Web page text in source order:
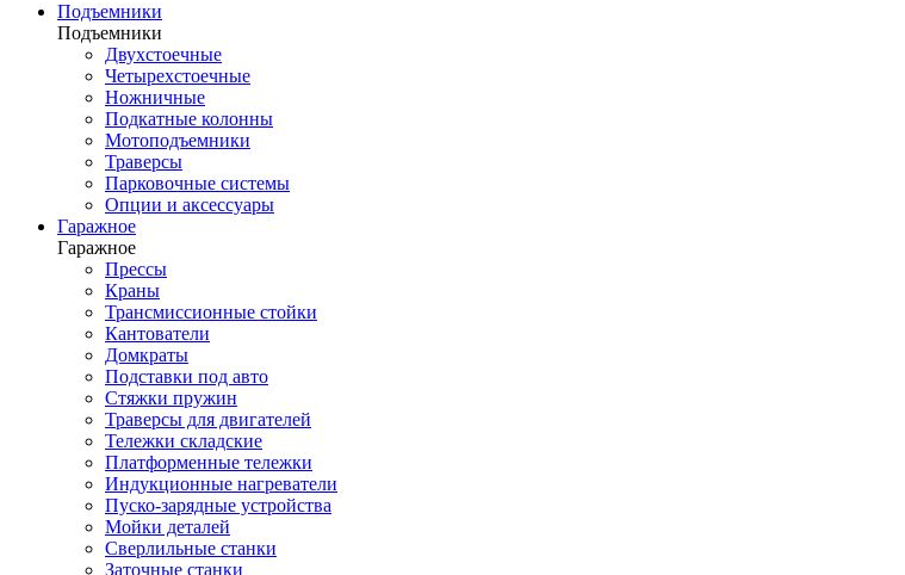
Подъемники
Подъемники
Двухстоечные
Четырехстоечные
Ножничные
Подкатные колонны
Мотоподъемники
Траверсы
Парковочные системы
Опции и аксессуары
Гаражное
Гаражное
Прессы
Краны
Трансмиссионные стойки
Кантователи
Домкраты
Подставки под авто
Стяжки пружин
Траверсы для двигателей
Тележки складские
Платформенные тележки
Индукционные нагреватели
Пуско-зарядные устройства
Мойки деталей
Сверлильные станки
Заточные станки